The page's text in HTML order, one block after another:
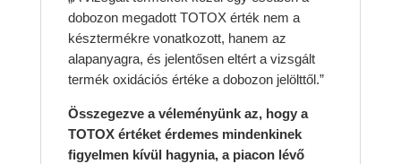
dobozon megadott TOTOX érték nem a
késztermékre vonatkozott, hanem az
alapanyagra, és jelentősen eltért a vizsgált
termék oxidációs értéke a dobozon jelölttől.”
Összegezve a véleményünk az, hogy a
TOTOX értéket érdemes mindenkinek
figyelmen kívül hagynia, a piacon lévő